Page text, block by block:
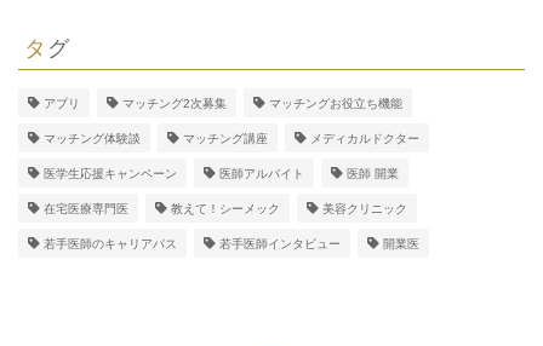
タグ
アプリ マッチング2次募集 マッチングお役立ち機能
マッチング体験談 マッチング講座 メディカルドクター
医学生応援キャンペーン 医師アルバイト 医師 開業
在宅医療専門医 教えて！シーメック 美容クリニック
若手医師のキャリアパス 若手医師インタビュー 開業医